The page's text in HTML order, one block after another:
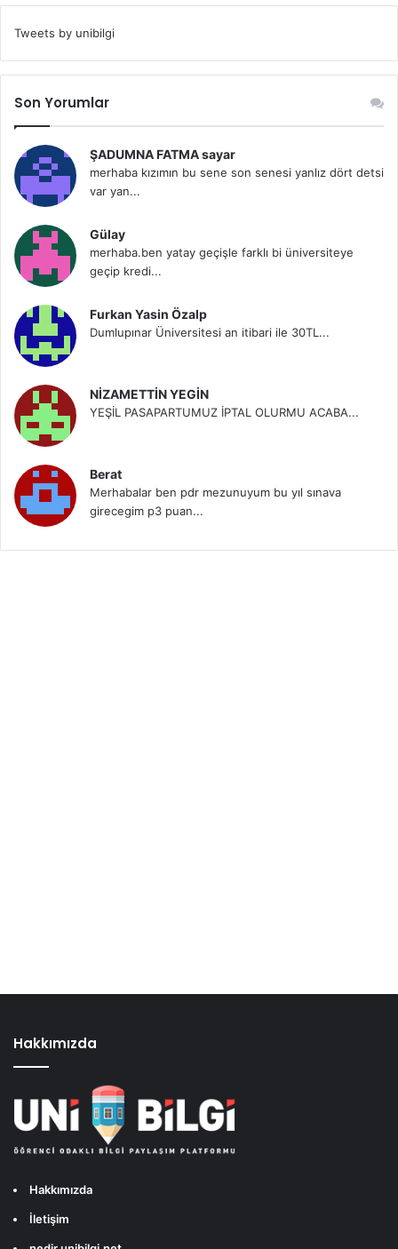
Tweets by unibilgi
Son Yorumlar
ŞADUMNA FATMA sayar
merhaba kızımın bu sene son senesi yanlız dört detsi
var yan...
Gülay
merhaba.ben yatay geçişle farklı bi üniversiteye
geçip kredi...
Furkan Yasin Özalp
Dumlupınar Üniversitesi an itibari ile 30TL...
NİZAMETTİN YEGİN
YEŞİL PASAPARTUMUZ İPTAL OLURMU ACABA...
Berat
Merhabalar ben pdr mezunuyum bu yıl sınava
girecegim p3 puan...
Hakkımızda
Hakkımızda
İletişim